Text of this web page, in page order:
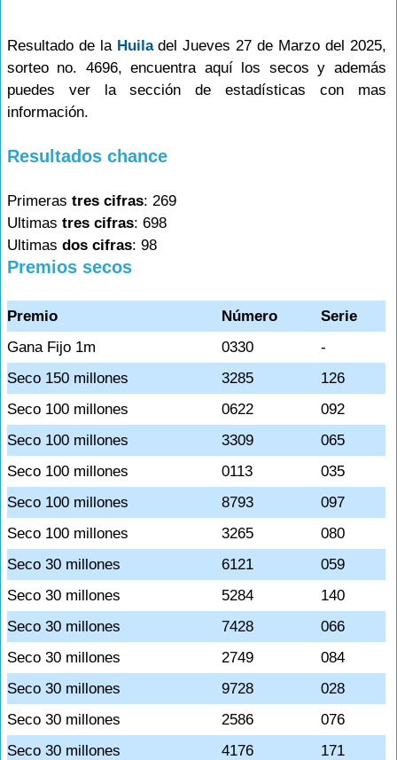
Resultado de la Huiladel Jueves 27 de Marzo del 2025,
sorteo no. 4696, encuentra aquí los secos y además
puedes ver la sección de estadísticas con mas
información.
Resultados chance
Primeras tres cifras: 269
Ultimas tres cifras: 698
Ultimas dos cifras: 98
Premios secos
Premio Número
Serie
Gana Fijo 1m
0330
-
Seco 150 millones
3285
126
Seco 100 millones
0622
092
Seco 100 millones
3309
065
Seco 100 millones
0113
035
Seco 100 millones
8793
097
Seco 100 millones
3265
080
Seco 30 millones
6121
059
Seco 30 millones
5284
140
Seco 30 millones
7428
066
Seco 30 millones
2749
084
Seco 30 millones
9728
028
Seco 30 millones
2586
076
Seco 30 millones
4176
171